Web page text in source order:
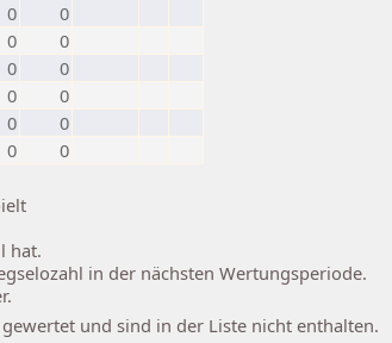
0
0
0
0
0
0
0
0
0
0
0
0
hat.
in der nächsten Wertungsperiode.
und sind in der Liste nicht enthalten.